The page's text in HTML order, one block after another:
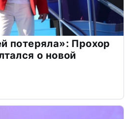
потеряла»: Прохор
о новой